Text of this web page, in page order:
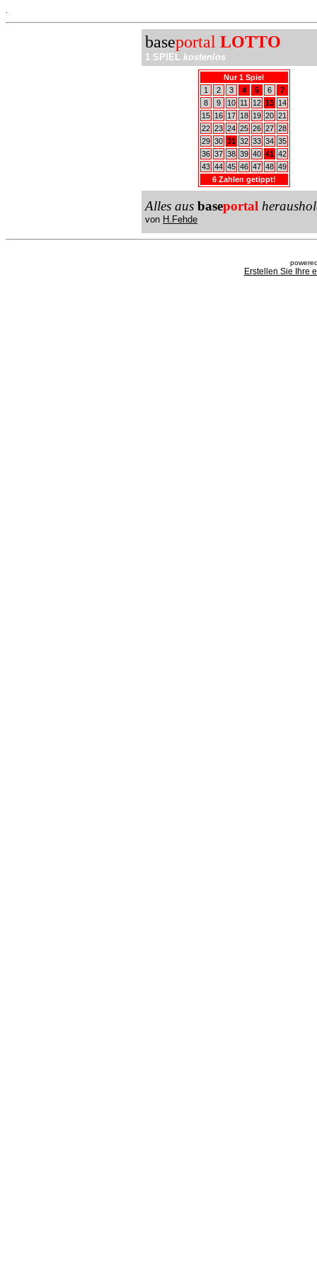
baseportal LOTTO
1 SPIEL kostenlos
Nur 1 Spiel
1
2 3 4 5 6
7
8
9 10 11 12 13
14
15
16 17 18 19 20 21
22 23 24 25 26 27 28
29 30 31 32 33 34 35
36 37 38 39 40 41 42
43 44 45 46 47 48 49
6 Zahlen getippt!
Alles aus baseportal
von H.Fehde
Erstellen Sie Ihre